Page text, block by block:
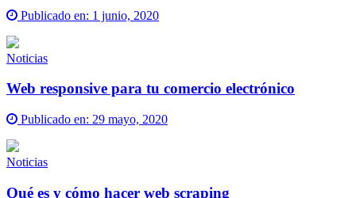
Publicado en: 1 junio, 2020
Noticias
Web responsive para tu comercio electrónico
Publicado en: 29 mayo, 2020
Noticias
Qué es y cómo hacer web scraping